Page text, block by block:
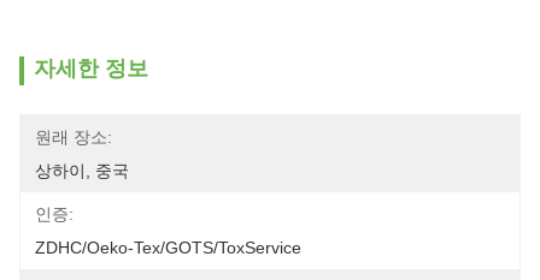
자세한 정보
원래 장소:
상하이, 중국
인증:
ZDHC/Oeko-Tex/GOTS/ToxService